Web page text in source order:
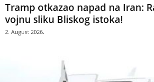
Tramp otkazao napad na Iran:
vojnu sliku Bliskog istoka!
2. August 2026.